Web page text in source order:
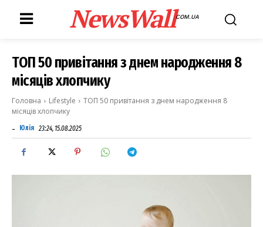
NewsWallCOM.UA
ТОП 50 привітання з днем народження 8
місяців хлопчику
Головна Lifestyle
ТОП 50 привітання з днем народження 8
місяців хлопчику
- Юлія 23:24, 15.08.2025